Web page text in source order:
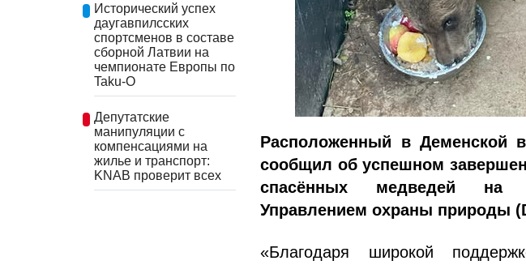
Исторический успех
даугавпилсских
спортсменов в составе
сборной Латвии на
чемпионате Европы по
Taku-O
Депутатские
манипуляции с
компенсациями на
жилье и транспорт:
KNAB проверит всех
Расположенный в Деменской
сообщил об успешном
спасённых медведей на
Управлением охраны природы
«Благодаря широкой